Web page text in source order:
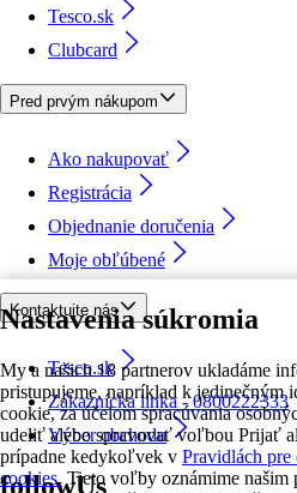
Nastavenia súkromia
My a našich 18 partnerov ukladáme
pristupujeme, napríklad k jedinečným
cookie, za účelom spracúvania
udeliť alebo spravovať voľbou Prijať
prípadne kedykoľvek v Pravidlách pre
cookies. Tieto voľby oznámime našim
Tesco.sk
Clubcard
Pred prvým nákupom
Ako nakupovať
Registrácia
Objednanie doručenia
Moje obľúbené
Kontaktujte nás
Tesco.sk
Zákaznícka linka - 0800222333
Výber obchodu
followUs